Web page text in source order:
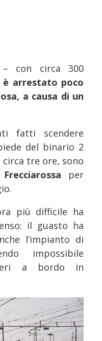
con circa 300
è arrestato poco
a causa di un
fatti scendere
del binario 2
circa tre ore, sono
per
più difficile ha
il guasto ha
l’impianto di
impossibile
a bordo in